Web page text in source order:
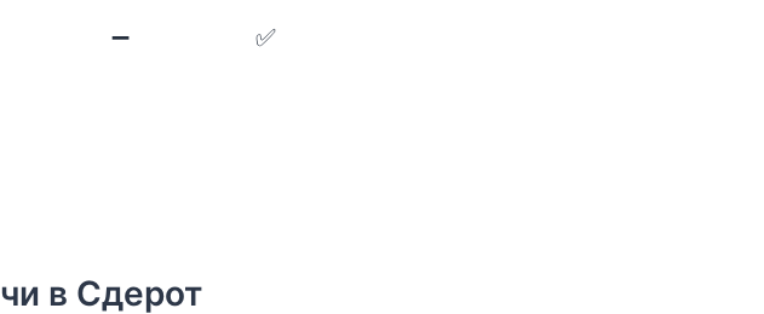
➖ ✅
в Сдерот